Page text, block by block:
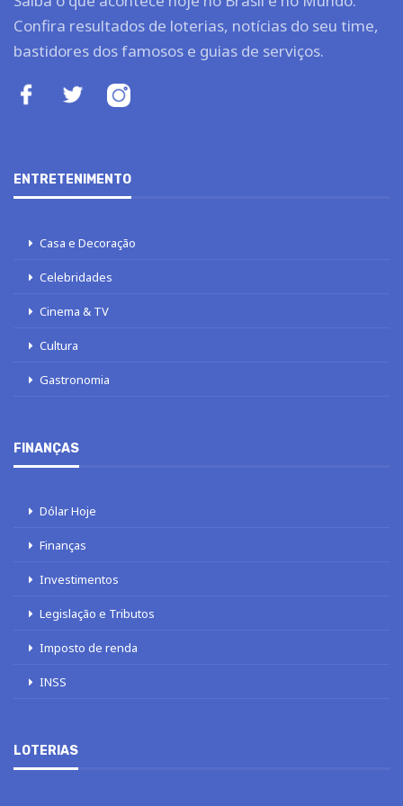
Confira resultados de loterias, notícias do seu time,
bastidores dos famosos e guias de serviços.
ENTRETENIMENTO
Casa e Decoração
Celebridades
Cinema & TV
Cultura
Gastronomia
FINANÇAS
Dólar Hoje
Finanças
Investimentos
Legislação e Tributos
Imposto de renda
INSS
LOTERIAS